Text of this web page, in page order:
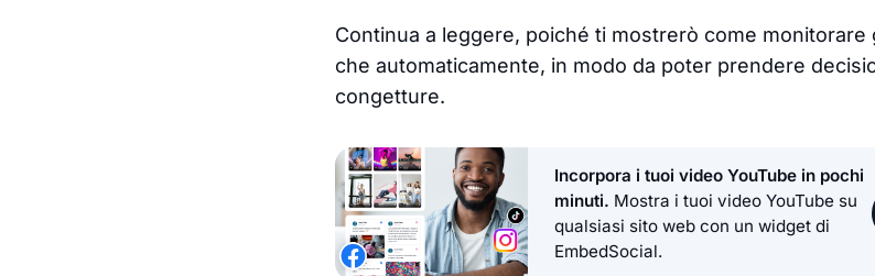
Continua a leggere, poiché ti mostrerò come monitorare
che automaticamente, in modo da poter prendere
congetture.
Incorpora i tuoi video YouTube in pochi
minuti. Mostra i tuoi video YouTube su
qualsiasi sito web con un widget di
EmbedSocial.